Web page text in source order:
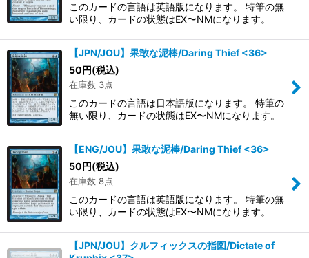
このカードの言語は英語版になります。 特筆の無
い限り、カードの状態はEX〜NMになります。
【JPN/JOU】果敢な泥棒/Daring Thief <36>
50円(税込)
在庫数 3点
このカードの言語は日本語版になります。 特筆の
無い限り、カードの状態はEX〜NMになります。
【ENG/JOU】果敢な泥棒/Daring Thief <36>
50円(税込)
在庫数 8点
このカードの言語は英語版になります。 特筆の無
い限り、カードの状態はEX〜NMになります。
【JPN/JOU】クルフィックスの指図/Dictate of